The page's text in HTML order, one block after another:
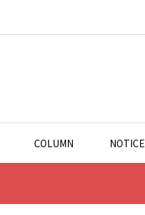
COLUMN NOTICE